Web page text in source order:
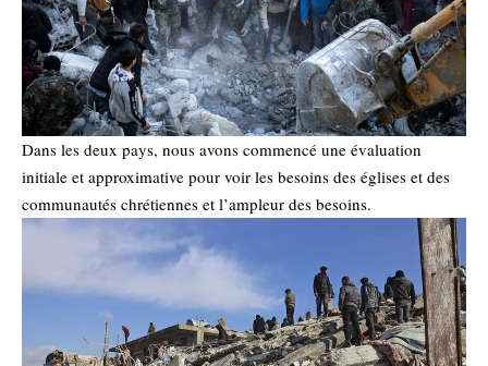
Dans les deux pays, nous avons commencé une évaluation
initiale et approximative pour voir les besoins des églises et des
communautés chrétiennes et l’ampleur des besoins.